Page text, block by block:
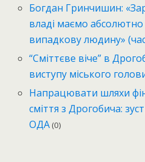
Богдан Гринчишин:
владі маємо
випадкову людину»
“Сміттєве віче” в
виступу міського
Напрацювати шляхи
сміття з Дрогобича:
ОДА (0)